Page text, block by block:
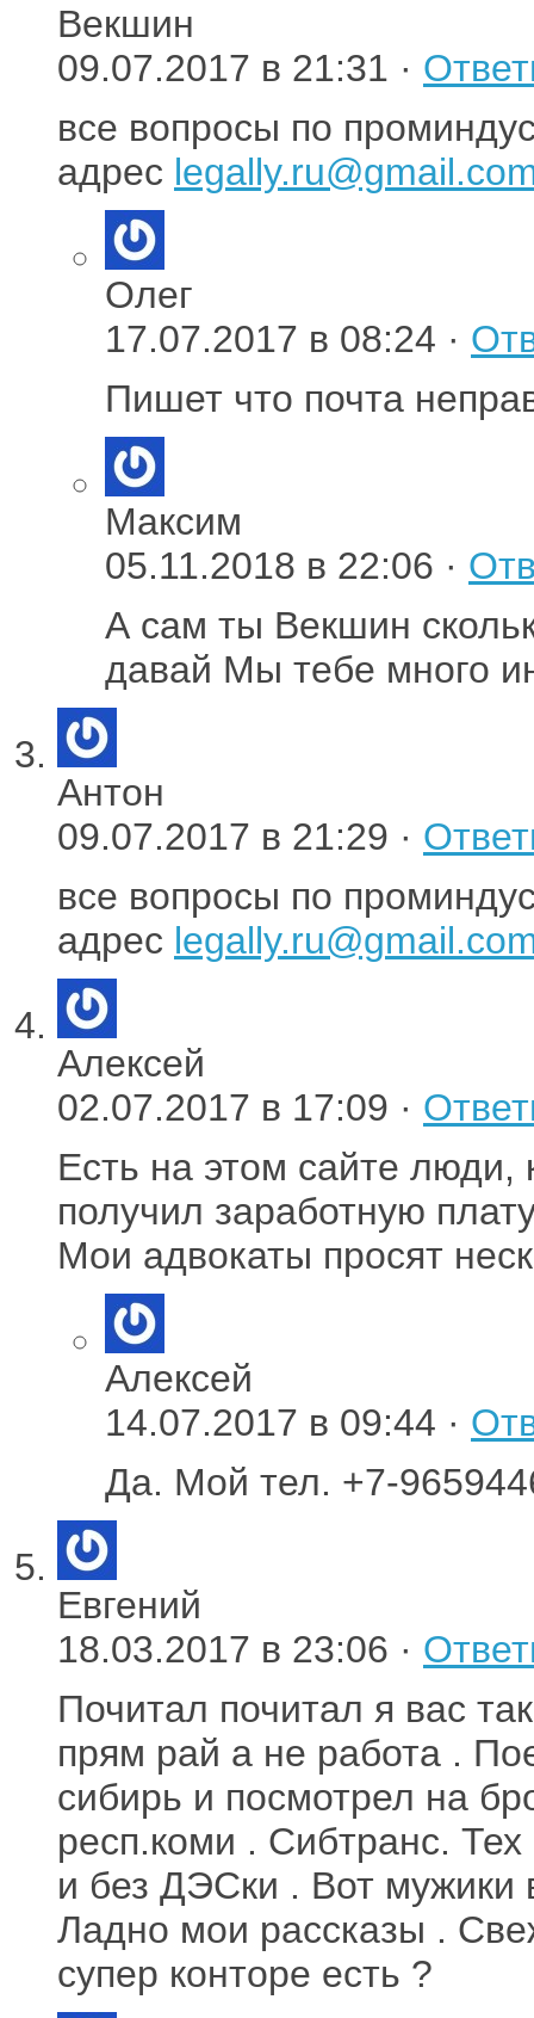
Векшин
09.07.2017 в 21:31 ·
все вопросы по
адрес
Олег
17.07.2017 в 08:24 ·
Пишет что почта
Максим
05.11.2018 в 22:06 ·
А сам ты Векшин
давай Мы тебе много
Антон
09.07.2017 в 21:29 ·
все вопросы по
адрес
Алексей
02.07.2017 в 17:09 ·
Есть на этом сайте люди,
получил заработную
Мои адвокаты просят
Алексей
14.07.2017 в 09:44 ·
Да. Мой тел. +7-
Евгений
18.03.2017 в 23:06 ·
Почитал почитал я вас
прям рай а не работа .
сибирь и посмотрел на
респ.коми . Сибтранс.
и без ДЭСки . Вот мужики
Ладно мои рассказы .
супер конторе есть ?